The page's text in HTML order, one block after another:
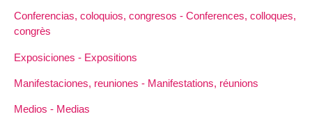
Conferencias, coloquios, congresos - Conferences, colloques,
congrès
Exposiciones - Expositions
Manifestaciones, reuniones - Manifestations, réunions
Medios - Medias